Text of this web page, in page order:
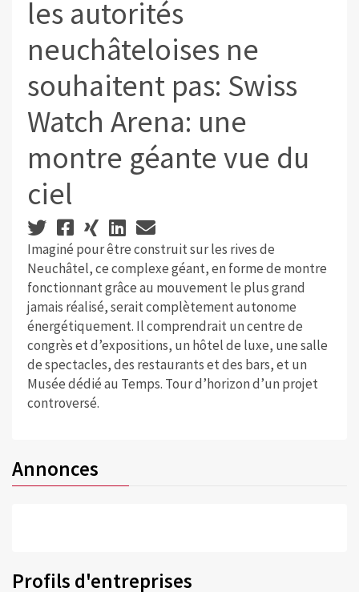
les autorités
neuchâteloises ne
souhaitent pas: Swiss
Watch Arena: une
montre géante vue du
ciel
Imaginé pour être construit sur les rives de
Neuchâtel, ce complexe géant, en forme de montre
fonctionnant grâce au mouvement le plus grand
jamais réalisé, serait complètement autonome
énergétiquement. Il comprendrait un centre de
congrès et d’expositions, un hôtel de luxe, une salle
de spectacles, des restaurants et des bars, et un
Musée dédié au Temps. Tour d’horizon d’un projet
controversé.
Annonces
Profils d'entreprises